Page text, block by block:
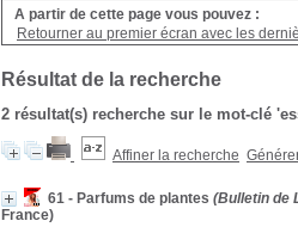
A partir de cette page vous pouvez :
Retourner au premier écran avec les
Résultat de la recherche
2 résultat(s) recherche sur le mot-clé
Affiner la recherche
61 - Parfums de plantes (Bulletin de
France)